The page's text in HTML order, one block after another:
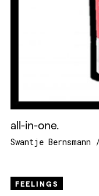
all-in-one.
Swantje Bernsmann
FEELINGS